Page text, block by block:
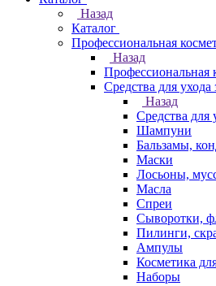
Назад
Каталог
Профессиональная
Назад
Профессиональная
Средства для ухода
Назад
Средства для
Шампуни
Бальзамы,
Маски
Лосьоны,
Масла
Спреи
Сыворотки,
Пилинги,
Ампулы
Косметика
Наборы